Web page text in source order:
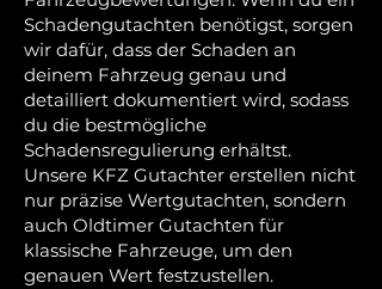
Schadengutachten benötigst, sorgen
wir dafür, dass der Schaden an
deinem Fahrzeug genau und
detailliert dokumentiert wird, sodass
du die bestmögliche
Schadensregulierung erhältst.
Unsere KFZ Gutachter erstellen nicht
nur präzise Wertgutachten, sondern
auch Oldtimer Gutachten für
klassische Fahrzeuge, um den
genauen Wert festzustellen.